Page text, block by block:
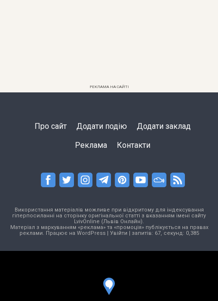
РЕКЛАМА НА САЙТІ
Про сайт Додати подію Додати заклад
Реклама Контакти
Використання матеріалів можливе при відкритому для індексування
гіперпосиланні на сторінку оригінальної статті з вказанням імені сайту
LvivOnline (Львів Онлайн).
Матеріал з маркуванням «реклама» та «промоція» публікується на правах
реклами. Працює на WordPress| Увійти | запитів: 67, секунд: 0,385